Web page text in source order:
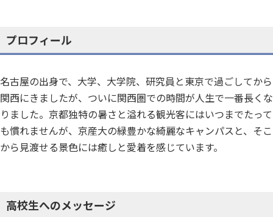
プロフィール
名古屋の出身で、大学、大学院、研究員と東京で過ごしてから
関西にきましたが、ついに関西圏での時間が人生で一番長くな
りました。京都独特の暑さと溢れる観光客にはいつまでたって
も慣れませんが、京産大の緑豊かな綺麗なキャンパスと、そこ
から見渡せる景色には癒しと愛着を感じています。
高校生へのメッセージ